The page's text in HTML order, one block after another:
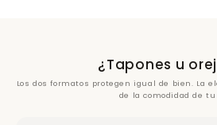
¿Tapones u
Los dos formatos protegen igual de bien. La
de la comodidad de